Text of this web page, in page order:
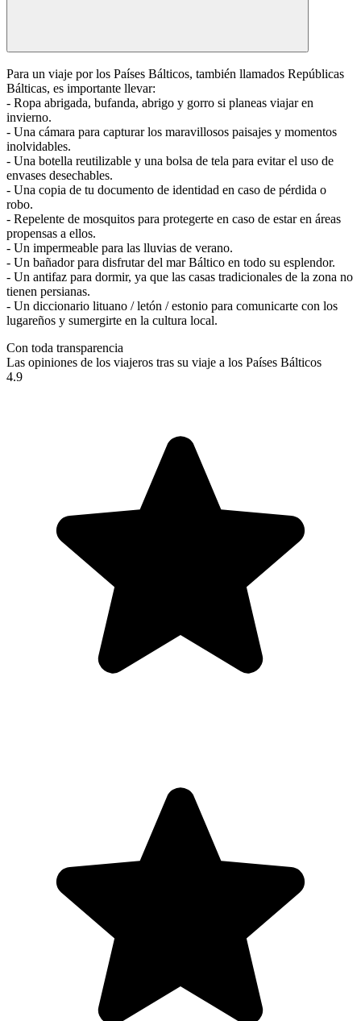
Para un viaje por los Países Bálticos, también llamados Repúblicas
Bálticas, es importante llevar:
- Ropa abrigada, bufanda, abrigo y gorro si planeas viajar en
invierno.
- Una cámara para capturar los maravillosos paisajes y momentos
inolvidables.
- Una botella reutilizable y una bolsa de tela para evitar el uso de
envases desechables.
- Una copia de tu documento de identidad en caso de pérdida o
robo.
- Repelente de mosquitos para protegerte en caso de estar en áreas
propensas a ellos.
- Un impermeable para las lluvias de verano.
- Un bañador para disfrutar del mar Báltico en todo su esplendor.
- Un antifaz para dormir, ya que las casas tradicionales de la zona no
tienen persianas.
- Un diccionario lituano / letón / estonio para comunicarte con los
lugareños y sumergirte en la cultura local.
Con toda transparencia
Las opiniones de los viajeros tras su viaje a los Países Bálticos
4.9